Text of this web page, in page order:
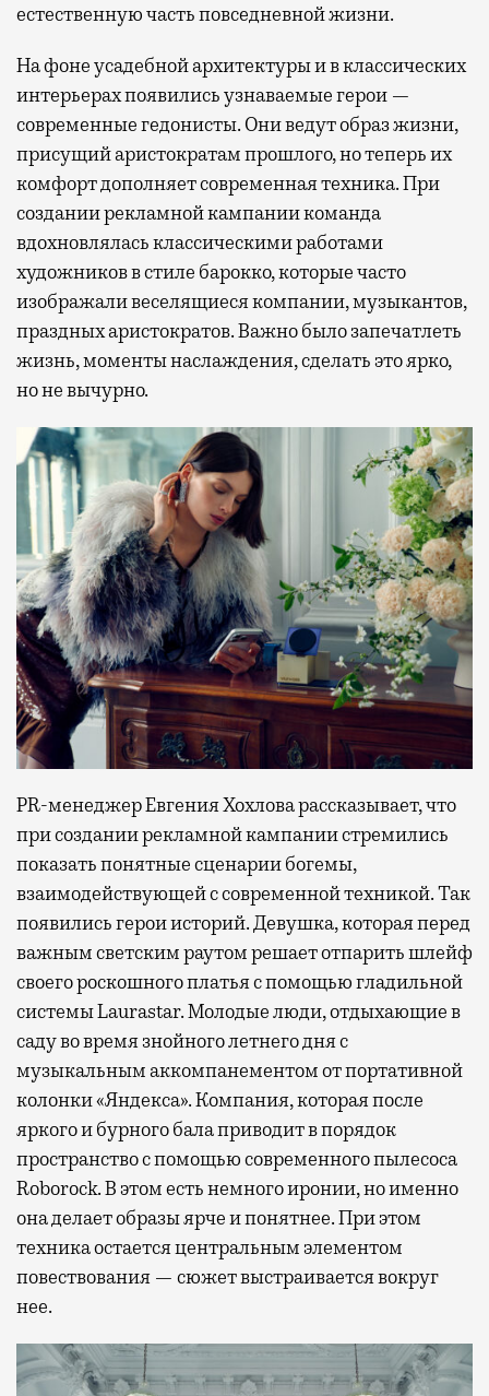
естественную часть повседневной жизни.
На фоне усадебной архитектуры и в классических
интерьерах появились узнаваемые герои —
современные гедонисты. Они ведут образ жизни,
присущий аристократам прошлого, но теперь их
комфорт дополняет современная техника. При
создании рекламной кампании команда
вдохновлялась классическими работами
художников в стиле барокко, которые часто
изображали веселящиеся компании, музыкантов,
праздных аристократов. Важно было запечатлеть
жизнь, моменты наслаждения, сделать это ярко,
но не вычурно.
PR-менеджер Евгения Хохлова рассказывает, что
при создании рекламной кампании стремились
показать понятные сценарии богемы,
взаимодействующей с современной техникой. Так
появились герои историй. Девушка, которая перед
важным светским раутом решает отпарить шлейф
своего роскошного платья с помощью гладильной
системы Laurastar. Молодые люди, отдыхающие в
саду во время знойного летнего дня с
музыкальным аккомпанементом от портативной
колонки «Яндекса». Компания, которая после
яркого и бурного бала приводит в порядок
пространство с помощью современного пылесоса
Roborock. В этом есть немного иронии, но именно
она делает образы ярче и понятнее. При этом
техника остается центральным элементом
повествования — сюжет выстраивается вокруг
нее.